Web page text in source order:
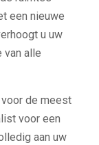
een nieuwe
u uw
van alle
de meest
voor een
aan uw